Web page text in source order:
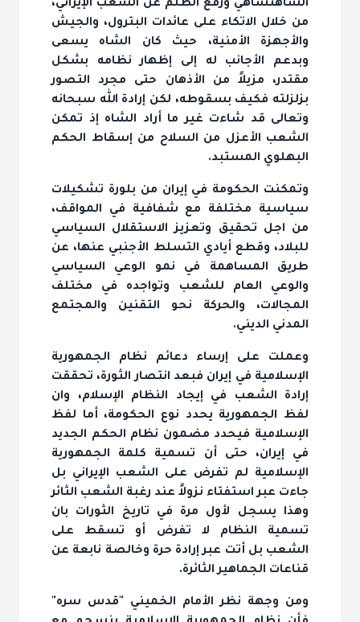
الشاهنشاهي ورفع الظلم عن الشعب الإيراني،
من خلال الاتكاء على عائدات البترول، والجيش
والأجهزة الأمنية، حيث كان الشاه يسعى
وبدعم الأجانب له إلى إظهار نظامه بشكل
مقتدر، مزيلاً من الأذهان حتى مجرد التصور
بزلزلته فكيف بسقوطه، لكن إرادة الله سبحانه
وتعالى قد شاءت غير ما أراد الشاه إذ تمكن
الشعب الأعزل من السلاح من إسقاط الحكم
البهلوي المستبد.
وتمكنت الحكومة في إيران من بلورة تشكيلات
سياسية مختلفة مع شفافية في المواقف،
من اجل تحقيق وتعزيز الاستقلال السياسي
للبلاد، وقطع أيادي التسلط الأجنبي عنها، عن
طريق المساهمة في نمو الوعي السياسي
والوعي العام للشعب وتواجده في مختلف
المجالات، والحركة نحو التقنين والمجتمع
المدني الديني.
وعملت على إرساء دعائم نظام الجمهورية
الإسلامية في إيران فبعد انتصار الثورة، تحققت
إرادة الشعب في إيجاد النظام الإسلام، وان
لفظ الجمهورية يحدد نوع الحكومة، أما لفظ
الإسلامية فيحدد مضمون نظام الحكم الجديد
في إيران، حتى أن تسمية كلمة الجمهورية
الإسلامية لم تفرض على الشعب الإيراني بل
جاءت عبر استفتاء نزولاً عند رغبة الشعب الثائر
وهذا يسجل لأول مرة في تاريخ الثورات بان
تسمية النظام لا تفرض أو تسقط على
الشعب بل أتت عبر إرادة حرة وخالصة نابعة عن
قناعات الجماهير الثائرة.
ومن وجهة نظر الأمام الخميني "قدس سره"